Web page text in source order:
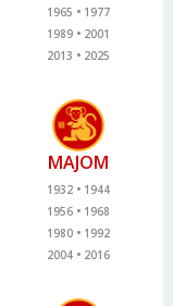
1965
1977
1989
2001
2013
2025
MAJOM
1932
1944
1956
1968
1980
1992
2004
2016